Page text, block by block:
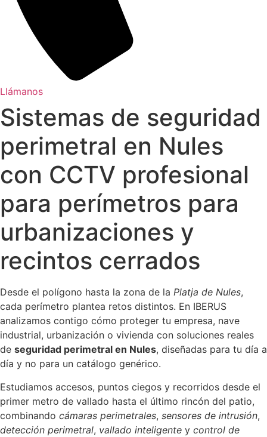
Llámanos
Sistemas de seguridad
perimetral en Nules
con CCTV profesional
para perímetros para
urbanizaciones y
recintos cerrados
Desde el polígono hasta la zona de la Platja de Nules,
cada perímetro plantea retos distintos. En IBERUS
analizamos contigo cómo proteger tu empresa, nave
industrial, urbanización o vivienda con soluciones reales
de seguridad perimetral en Nules, diseñadas para tu día a
día y no para un catálogo genérico.
Estudiamos accesos, puntos ciegos y recorridos desde el
primer metro de vallado hasta el último rincón del patio,
combinando cámaras perimetrales, sensores de intrusión,
detección perimetral, vallado inteligente y control de